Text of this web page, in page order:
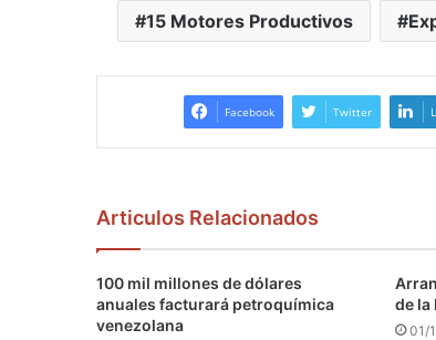
15 Motores Productivos
Facebook Twitter
Articulos Relacionados
100 mil millones de dólares
anuales facturará petroquímica
venezolana
de la
01/